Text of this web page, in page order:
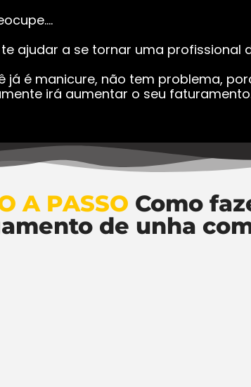
te ajudar a se tornar uma
já é manicure, não tem problema,
irá aumentar o seu
A PASSO Como
de unha